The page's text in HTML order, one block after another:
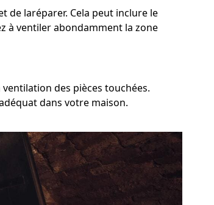
laréparer. Cela peut inclure le
à ventiler abondamment la zone
des pièces touchées.
dans votre maison.